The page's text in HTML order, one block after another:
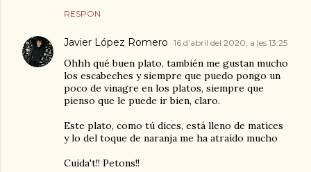
RESPON
Javier López Romero 16 d’abril del 2020, a les 13:25
Ohhh qué buen plato, también me gustan mucho
los escabeches y siempre que puedo pongo un
poco de vinagre en los platos, siempre que
pienso que le puede ir bien, claro.
Este plato, como tú dices, está lleno de matices
y lo del toque de naranja me ha atraído mucho
Cuida't!! Petons!!